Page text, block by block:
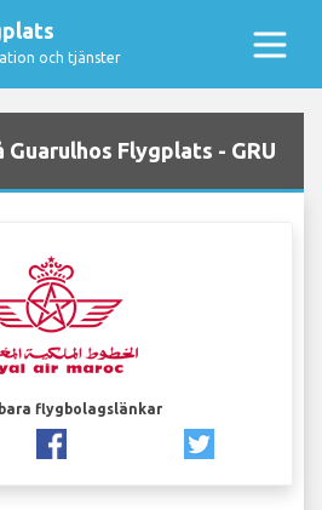
och tjänster
Flygplats - GRU
flygbolagslänkar